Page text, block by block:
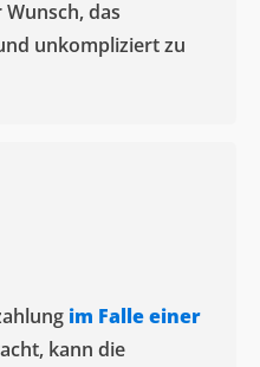
das
unkompliziert zu
im Falle einer
kann die